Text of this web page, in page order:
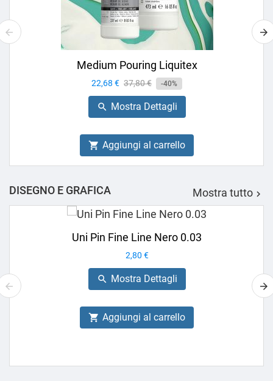
Medium Pouring Liquitex
Prezzo
22,68 € Prezzo
base
37,80 € -40%
 Mostra Dettagli
 Aggiungi al carrello
DISEGNO E GRAFICA Mostra tutto 
Uni Pin Fine Line Nero 0.03
Prezzo
2,80 €
 Mostra Dettagli
 Aggiungi al carrello